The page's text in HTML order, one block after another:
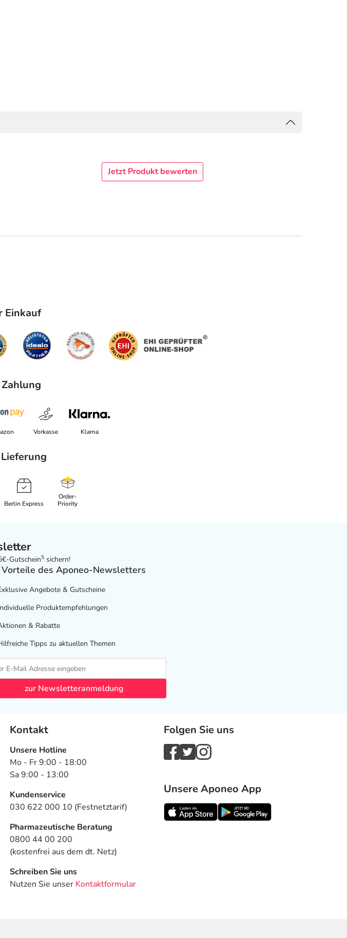
Jetzt Produkt bewerten
Einkauf
Vorkasse Klarna
Berlin Express
Order-
Priority
Gutschein5 sichern!
Vorteile des Aponeo-Newsletters
Angebote & Gutscheine
Produktempfehlungen
& Rabatte
Tipps zu aktuellen Themen
zur Newsletteranmeldung
Kontakt
Unsere Hotline
Mo - Fr 9:00 - 18:00
Sa 9:00 - 13:00
Kundenservice
030 622 000 10 (Festnetztarif)
Pharmazeutische Beratung
0800 44 00 200
(kostenfrei aus dem dt. Netz)
Schreiben Sie uns
Nutzen Sie unser Kontaktformular
Folgen Sie uns
Unsere Aponeo App